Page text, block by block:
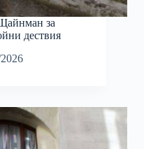
за
дествия